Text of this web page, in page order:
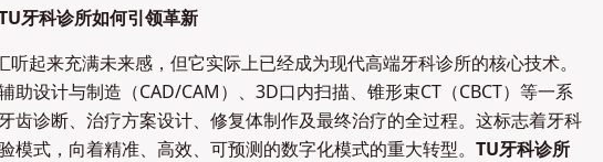
牙科诊所如何引领革新
听起来充满未来感，但它实际上已经成为现代高端牙科诊所的核心技术。
助设计与制造（CAD/CAM）、3D口内扫描、锥形束CT（CBCT）等一系
齿诊断、治疗方案设计、修复体制作及最终治疗的全过程。这标志着牙科
模式，向着精准、高效、可预测的数字化模式的重大转型。 TU牙科诊所